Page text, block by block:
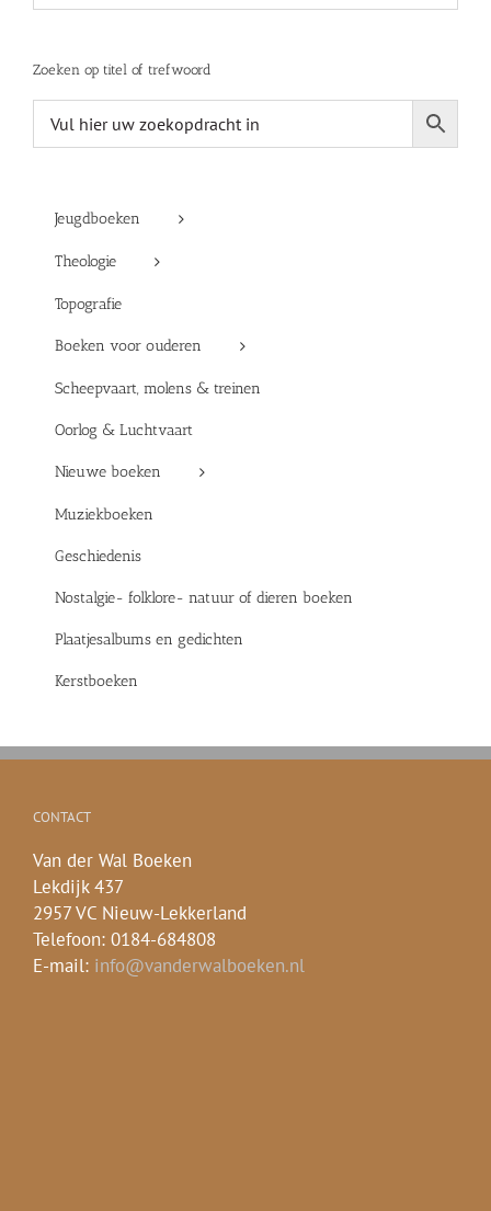
Zoeken op titel of trefwoord
Jeugdboeken
Theologie
Topografie
Boeken voor ouderen
Scheepvaart, molens & treinen
Oorlog & Luchtvaart
Nieuwe boeken
Muziekboeken
Geschiedenis
Nostalgie- folklore- natuur of dieren boeken
Plaatjesalbums en gedichten
Kerstboeken
CONTACT
Van der Wal Boeken
Lekdijk 437
2957 VC Nieuw-Lekkerland
Telefoon: 0184-684808
E-mail: info@vanderwalboeken.nl